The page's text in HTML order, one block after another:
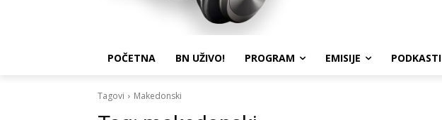
POČETNA BN UŽIVO! PROGRAM EMISIJE PODKASTI
Tagovi Makedonski